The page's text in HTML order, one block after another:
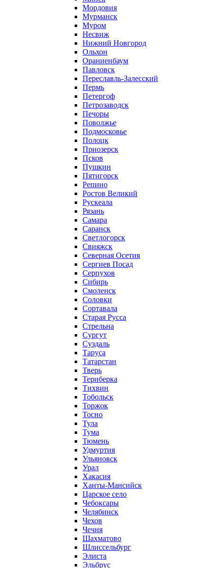
Мордовия
Мурманск
Муром
Несвиж
Нижний Новгород
Ольхон
Ораниенбаум
Павловск
Переславль-Залесский
Пермь
Петергоф
Петрозаводск
Печоры
Поволжье
Подмосковье
Полоцк
Приозерск
Псков
Пушкин
Пятигорск
Репино
Ростов Великий
Рускеала
Рязань
Самара
Саранск
Светлогорск
Свияжск
Северная Осетия
Сергиев Посад
Серпухов
Сибирь
Смоленск
Соловки
Сортавала
Старая Русса
Стрельна
Сургут
Суздаль
Таруса
Татарстан
Тверь
Териберка
Тихвин
Тобольск
Торжок
Тосно
Тула
Тума
Тюмень
Удмуртия
Ульяновск
Урал
Хакасия
Ханты-Мансийск
Царское село
Чебоксары
Челябинск
Чехов
Чечня
Шахматово
Шлиссельбург
Элиста
Эльбрус